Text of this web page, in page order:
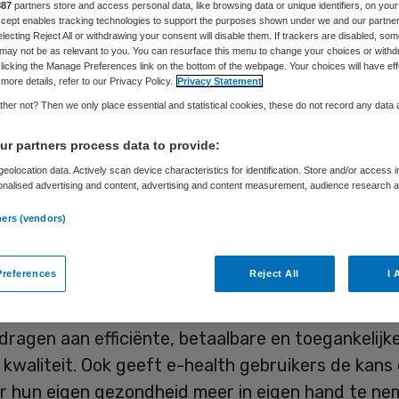
Skipr Redactie 29 september 2017,11:34 83 keer gelezen
nodig, zodat deze in het grote aanbod van e-
duidelijk kan zien welke goed en werkzaam
Lilian Lechner, hoogleraar
33ste diesviering van de Open Universiteit in
aan efficiënte, betaalbare en
Ook geeft e-health gebruikers de kans
hun eigen gezondheid meer in eigen hand te
partners store and access personal data, like browsing data or unique identifiers, on your
enables tracking technologies to support the purposes shown under we and our
Reject All or withdrawing your consent will disable them. If trackers are disabled,
not be as relevant to you. You can resurface this menu to change your choices or
the Manage Preferences link on the bottom of the webpage. Your choices will have
details, refer to our Privacy Policy. Privacy Statement
not? Then we only place essential and statistical cookies, these do not record any data
partners process data to provide:
data. Actively scan device characteristics for identification. Store and/or access
advertising and content, advertising and content measurement, audience research
(vendors)
Reject All I